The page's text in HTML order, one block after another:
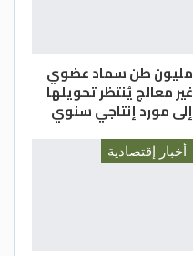
مليون طن سماد عضوي
غير معالج يُنتظر تحويلها
إلى مورد إنتاجي سنوي
أخبار إقتصادية